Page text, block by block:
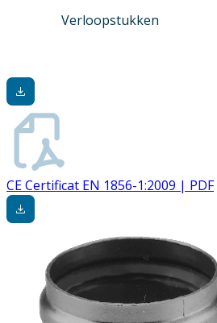
Verloopstukken
CE Certificat EN 1856-1:2009 | PDF